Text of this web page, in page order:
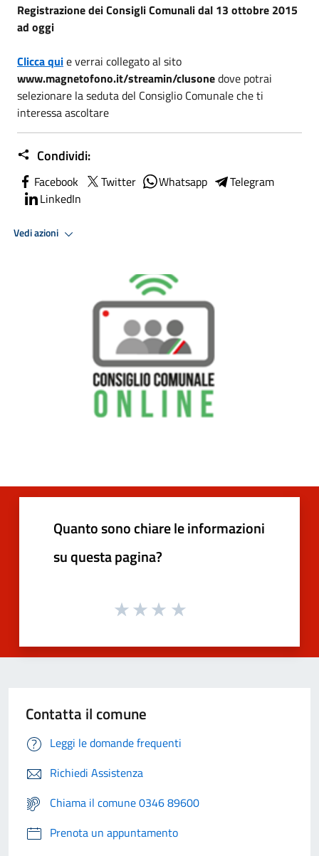
Registrazione dei Consigli Comunali dal 13 ottobre 2015
ad oggi
Clicca quie verrai collegato al sito
www.magnetofono.it/streamin/clusonedove potrai
selezionare la seduta del Consiglio Comunale che ti
interessa ascoltare
Condividi:
Facebook Twitter Whatsapp
Telegram
LinkedIn
Vedi azioni
Quanto sono chiare le informazioni
su questa pagina?
Contatta il comune
Leggi le domande frequenti
Richiedi Assistenza
Chiama il comune 0346 89600
Prenota un appuntamento